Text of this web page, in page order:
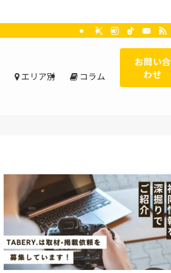
エリア別 コラム
お問い合
わせ